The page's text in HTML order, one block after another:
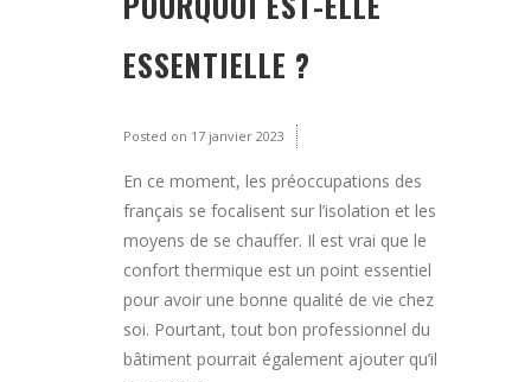
ESSENTIELLE ?
Posted on 17 janvier 2023
En ce moment, les préoccupations des
français se focalisent sur l’isolation et les
moyens de se chauffer. Il est vrai que le
confort thermique est un point essentiel
pour avoir une bonne qualité de vie chez
soi. Pourtant, tout bon professionnel du
bâtiment pourrait également ajouter qu’il